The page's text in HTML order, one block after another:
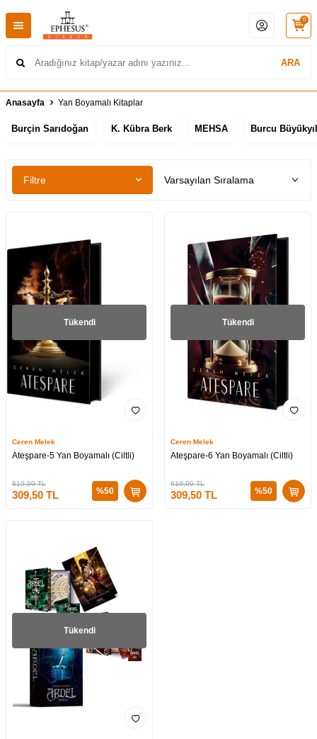
ARA
0
Anasayfa Yan Boyamalı Kitaplar
Burçin Sarıdoğan K. Kübra Berk MEHSA Burcu
Filtre
Tükendi
Ceren Melek
Ateşpare-5 Yan Boyamalı (Ciltli)
619,00TL
309,50 TL %50
Tükendi
Ceren Melek
Ateşpare-6 Yan Boyamalı (Ciltli)
619,00TL
309,50 TL %50
Tükendi